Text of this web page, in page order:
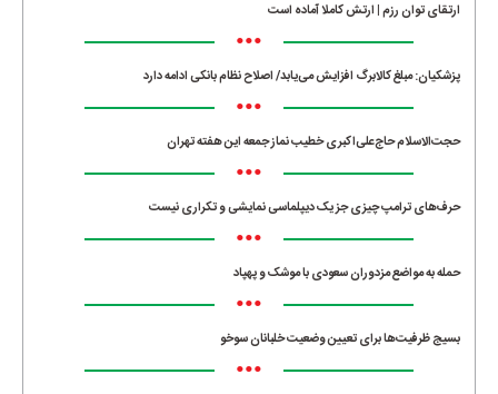
ارتقای توان رزم | ارتش کاملا آماده است
•••
پزشکیان: مبلغ کالابرگ افزایش می‌یابد/ اصلاح نظام بانکی ادامه دارد
•••
حجت‌الاسلام حاج‌علی‌اکبری خطیب نماز جمعه این هفته تهران
•••
حرف‌های ترامپ چیزی جز یک دیپلماسی نمایشی و تکراری نیست
•••
حمله به مواضع مزدوران سعودی با موشک و پهپاد
•••
بسیج ظرفیت‌ها برای تعیین وضعیت خلبانان سوخو
•••